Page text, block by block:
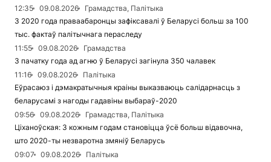
12:35
09.08.2026
Грамадства, Палітыка
З 2020 года праваабаронцы зафіксавалі ў Беларусі больш за 100
тыс. фактаў палітычнага пераследу
11:55
09.08.2026
Грамадства
З пачатку года ад агню ў Беларусі загінула 350 чалавек
11:16
09.08.2026
Палітыка
Еўрасаюз і дэмакратычныя краіны выказваюць салідарнасць з
беларусамі з нагоды гадавіны выбараў-2020
09:56
09.08.2026
Грамадства, Палітыка
Ціханоўская: З кожным годам становіцца ўсё больш відавочна,
што 2020-ты незваротна змяніў Беларусь
09:07
09.08.2026
Палітыка